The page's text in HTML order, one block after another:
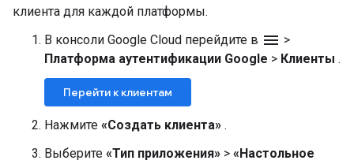
клиента для каждой платформы.
В консоли Google Cloud перейдите в menu >
Платформа аутентификации Google > Клиенты .
Перейти к клиентам
Нажмите «Создать клиента» .
Выберите «Тип приложения» > «Настольное